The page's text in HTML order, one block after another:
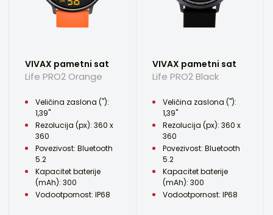
VIVAX pametni sat
Life PRO2 Orange
Veličina zaslona ("):
1,39"
Rezolucija (px): 360 x
360
Povezivost: Bluetooth
5.2
Kapacitet baterije
(mAh): 300
Vodootpornost: IP68
VIVAX pametni sat
Life PRO2 Black
Veličina zaslona ("):
1,39"
Rezolucija (px): 360 x
360
Povezivost: Bluetooth
5.2
Kapacitet baterije
(mAh): 300
Vodootpornost: IP68